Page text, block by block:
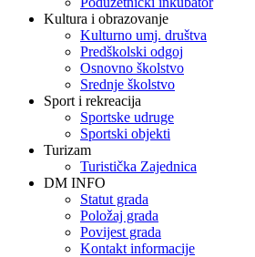
Kultura i obrazovanje
Kulturno umj. društva
Predškolski odgoj
Osnovno školstvo
Srednje školstvo
Sport i rekreacija
Sportske udruge
Sportski objekti
Turizam
Turistička Zajednica
DM INFO
Statut grada
Položaj grada
Povijest grada
Kontakt informacije